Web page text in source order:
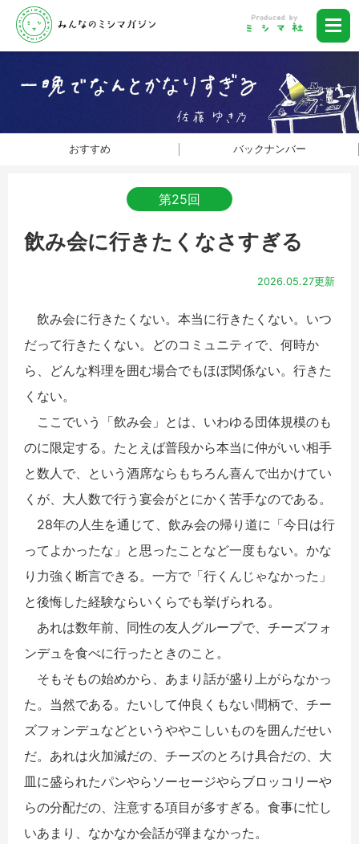
おすすめ バックナンバー
第25回
飲み会に行きたくなさすぎる
2026.05.27更新
飲み会に行きたくない。本当に行きたくない。いつ
だって行きたくない。どのコミュニティで、何時か
ら、どんな料理を囲む場合でもほぼ関係ない。行きた
くない。
ここでいう「飲み会」とは、いわゆる団体規模のも
のに限定する。たとえば普段から本当に仲がいい相手
と数人で、という酒席ならもちろん喜んで出かけてい
くが、大人数で行う宴会がとにかく苦手なのである。
28年の人生を通じて、飲み会の帰り道に「今日は行
ってよかったな」と思ったことなど一度もない。かな
り力強く断言できる。一方で「行くんじゃなかった」
と後悔した経験ならいくらでも挙げられる。
あれは数年前、同性の友人グループで、チーズフォ
ンデュを食べに行ったときのこと。
そもそもの始めから、あまり話が盛り上がらなかっ
た。当然である。たいして仲良くもない間柄で、チー
ズフォンデュなどというややこしいものを囲んだせい
だ。あれは火加減だの、チーズのとろけ具合だの、大
皿に盛られたパンやらソーセージやらブロッコリーや
らの分配だの、注意する項目が多すぎる。食事に忙し
いあまり、なかなか会話が弾まなかった。